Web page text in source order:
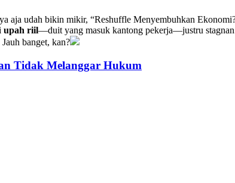
aja udah bikin mikir, “Reshuffle Menyembuhkan
upah riil—duit yang masuk kantong pekerja—justru
banget, kan?
Tidak Melanggar Hukum